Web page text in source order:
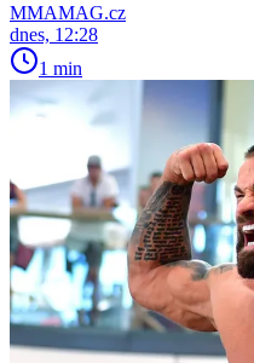
MMAMAG.cz
dnes, 12:28
1 min